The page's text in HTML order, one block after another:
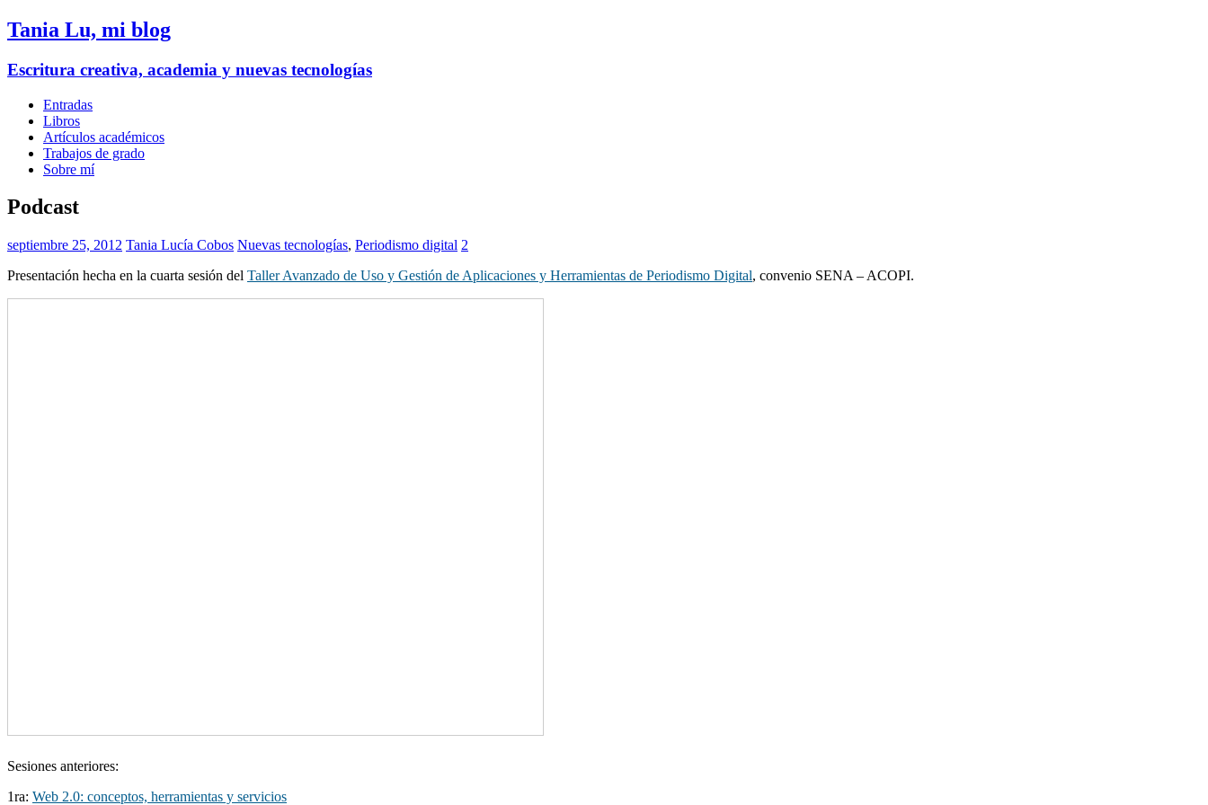
Tania Lu, mi blog
Escritura creativa, academia y nuevas tecnologías
Entradas
Libros
Artículos académicos
Trabajos de grado
Sobre mí
Podcast
septiembre 25, 2012 Tania Lucía Cobos Nuevas tecnologías, Periodismo digital 2
Presentación hecha en la cuarta sesión del Taller Avanzado de Uso y Gestión de Aplicaciones y Herramientas de Periodismo Digital, convenio SENA – ACOPI.
Sesiones anteriores:
1ra: Web 2.0: conceptos, herramientas y servicios